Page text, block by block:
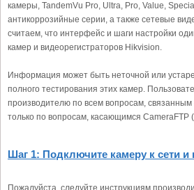
камеры, TandemVu Pro, Ultra, Pro, Value,
антикоррозийные серии, а также сетевые
считаем, что интерфейс и шаги настройки
камер и видеорегистраторов Hikvision.
Информация может быть неточной или
полного тестирования этих камер.
производителю по всем вопросам,
только по вопросам, касающимся CameraFTP
Шаг 1: Подключите камеру к сети и
Пожалуйста, следуйте инструкциям